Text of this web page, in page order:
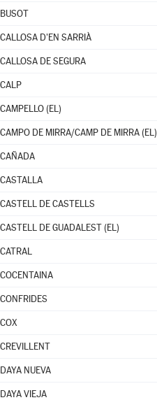
BUSOT
CALLOSA D'EN SARRIÀ
CALLOSA DE SEGURA
CALP
CAMPELLO (EL)
CAMPO DE MIRRA/CAMP DE MIRRA (EL)
CAÑADA
CASTALLA
CASTELL DE CASTELLS
CASTELL DE GUADALEST (EL)
CATRAL
COCENTAINA
CONFRIDES
COX
CREVILLENT
DAYA NUEVA
DAYA VIEJA